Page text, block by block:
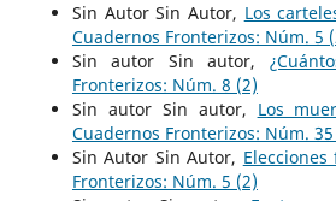
Sin Autor Sin Autor, Los
Cuadernos Fronterizos: Núm. 5
Sin autor Sin autor,
Fronterizos: Núm. 8 (2)
Sin autor Sin autor, Los
Cuadernos Fronterizos: Núm.
Sin Autor Sin Autor, Elecciones
Fronterizos: Núm. 5 (2)